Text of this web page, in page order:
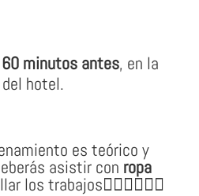
60 minutos antes, en la
hotel.
es teórico y
asistir con ropa
los trabajos👷🏽‍♀👷🏼‍♂